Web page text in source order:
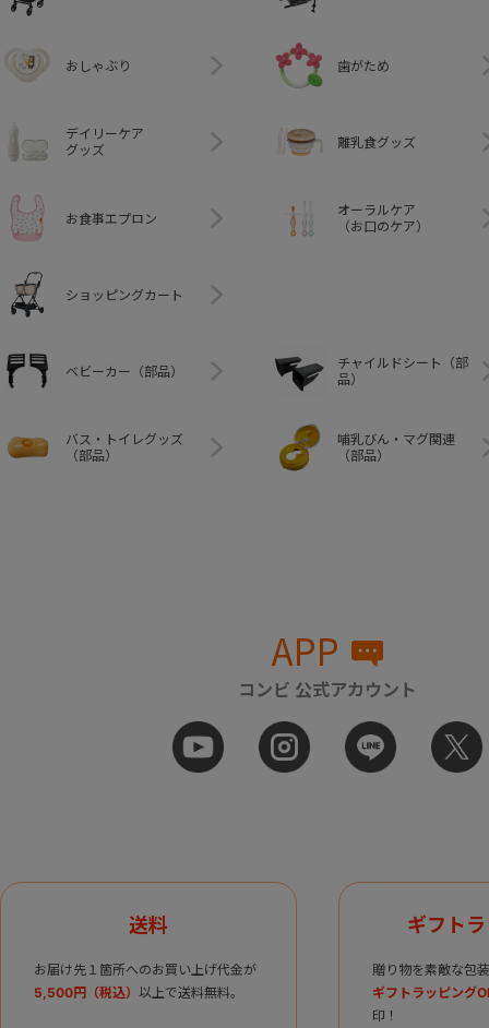
おしゃぶり 歯がため
デイリーケア
グッズ
離乳食グッズ
お食事エプロン
オーラルケア
（お口のケア）
ショッピングカート
ベビーカー（部品）
チャイルドシート（部
品）
バス・トイレグッズ
（部品）
哺乳びん・マグ関連
（部品）
APP
コンビ 公式アカウント
送料
お届け先１箇所へのお買い上げ代金が
5,500円（税込） 以上で送料無料。
ギフト
贈り物を素敵な包
ギフトラッピング
印！